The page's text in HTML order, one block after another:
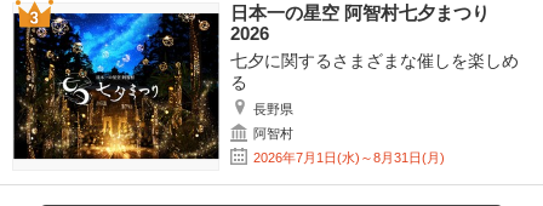
日本一の星空 阿智村七夕まつり
2026
七夕に関するさまざまな催しを楽しめ
る
長野県
阿智村
2026年7月1日(水)～8月31日(月)